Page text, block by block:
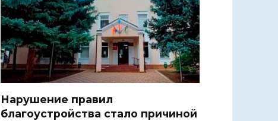
Нарушение правил
благоустройства стало причиной